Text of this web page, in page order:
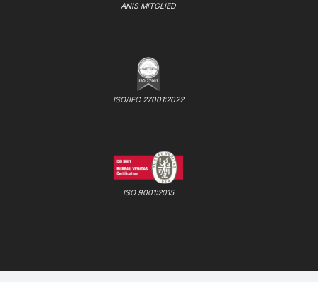
ANIS MITGLIED
ISO/IEC 27001:2022
ISO 9001:2015